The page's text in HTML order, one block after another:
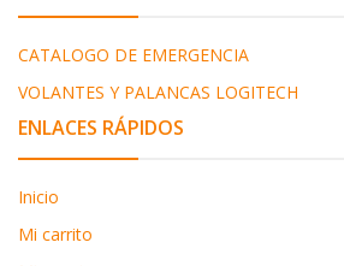
CATALOGO DE EMERGENCIA
VOLANTES Y PALANCAS LOGITECH
ENLACES RÁPIDOS
Inicio
Mi carrito